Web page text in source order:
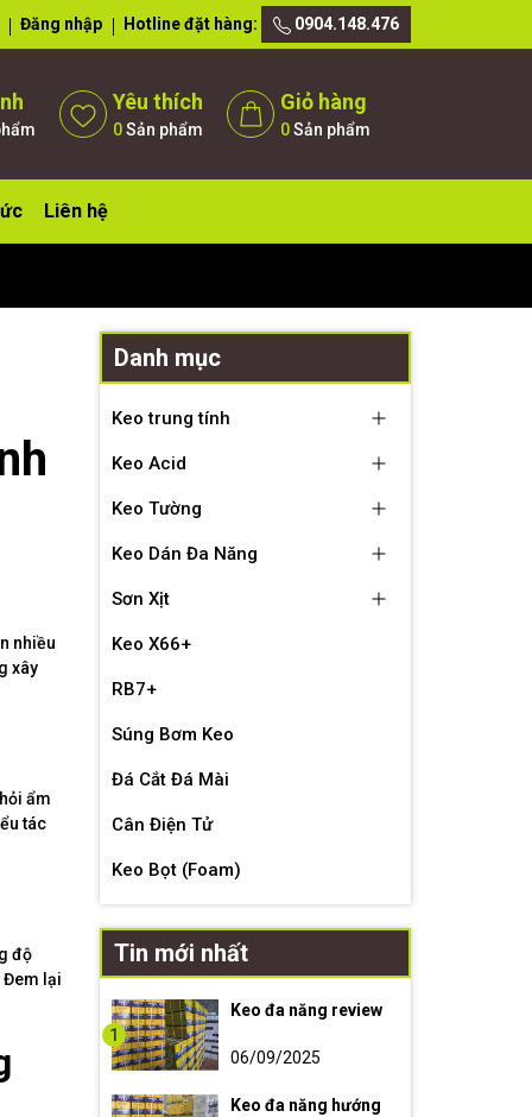
Đăng nhập Hotline đặt hàng: 0904.148.476
Yêu thích
0Sản phẩm
Giỏ hàng
0Sản phẩm
Liên hệ
nhiều
xây
ẩm
tác
độ
Đem lại
Danh mục
Keo trung tính
Keo Acid
Keo Tường
Keo Dán Đa Năng
Sơn Xịt
Keo X66+
RB7+
Súng Bơm Keo
Đá Cắt Đá Mài
Cân Điện Tử
Keo Bọt (Foam)
Tin mới nhất
1
Keo đa năng review
06/09/2025
Keo đa năng hướng